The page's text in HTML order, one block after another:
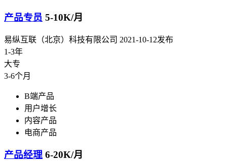
产品专员 5-10K/月
易纵互联（北京）科技有限公司 2021-10-12发布
1-3年
大专
3-6个月
B端产品
用户增长
内容产品
电商产品
产品经理 6-20K/月